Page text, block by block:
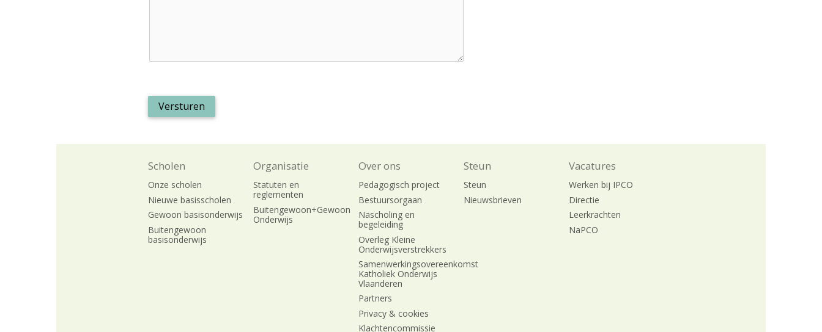
Versturen
Scholen
Onze scholen
Nieuwe basisscholen
Gewoon basisonderwijs
Buitengewoon
basisonderwijs
Organisatie
Statuten en
reglementen
Buitengewoon+Gewoon
Onderwijs
Over ons
Pedagogisch project
Bestuursorgaan
Nascholing en
begeleiding
Overleg Kleine
Onderwijsverstrekkers
Samenwerkingsovereenkomst
Katholiek Onderwijs
Vlaanderen
Partners
Privacy & cookies
Klachtencommissie
Steun
Steun
Nieuwsbrieven
Vacatures
Werken bij IPCO
Directie
Leerkrachten
NaPCO